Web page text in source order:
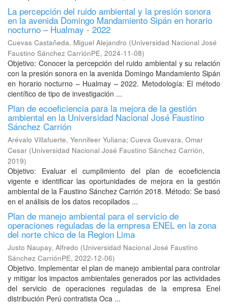
La percepción del ruido ambiental y la presión sonora
en la avenida Domingo Mandamiento Sipán en horario
nocturno – Hualmay - 2022
Cuevas Castañeda, Miguel Alejandro (Universidad Nacional José
Faustino Sánchez CarriónPE, 2024-11-08)
Objetivo: Conocer la percepción del ruido ambiental y su relación
con la presión sonora en la avenida Domingo Mandamiento Sipán
en horario nocturno – Hualmay – 2022. Metodología: El método
científico de tipo de investigación ...
Plan de ecoeficiencia para la mejora de la gestión
ambiental en la Universidad Nacional José Faustino
Sánchez Carrión
Arévalo Villafuerte, Yennifeer Yuliana; Cueva Guevara, Omar
Cesar (Universidad Nacional José Faustino Sánchez Carrión,
2019)
Objetivo: Evaluar el cumplimiento del plan de ecoeficiencia
vigente e identificar las oportunidades de mejora en la gestión
ambiental de la Faustino Sánchez Carrión 2018. Método: Se basó
en el análisis de los datos recopilados ...
Plan de manejo ambiental para el servicio de
operaciones reguladas de la empresa ENEL en la zona
del norte chico de la Region Lima
Justo Naupay, Alfredo (Universidad Nacional José Faustino
Sánchez CarriónPE, 2022-12-06)
Objetivo. Implementar el plan de manejo ambiental para controlar
y mitigar los impactos ambientales generados por las actividades
del servicio de operaciones reguladas de la empresa Enel
distribución Perú contratista Oca ...